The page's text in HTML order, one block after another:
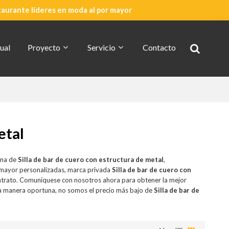
líderes en moda al por mayor
Proyecto Servicio Contacto
deSilla de bar de cuero con estructura de metal,
personalizadas, marca privadaSilla de bar de cuero con
Comuníquese con nosotros ahora para obtener la mejor
manera oportuna, no somos el precio más bajo deSilla de bar de